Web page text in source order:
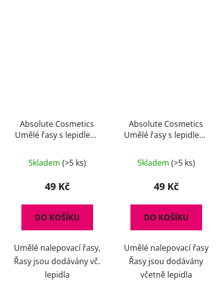
Absolute Cosmetics
Umělé řasy s lepidlem,
Skladem (>5 ks)
49 Kč
DO KOŠÍKU
Umělé nalepovací řasy,
Řasy jsou dodávány vč.
lepidla
Absolute Cosmetics
Umělé řasy s lepidlem,
hodnocení
produktu
5,0
z
hvězdiček.
Skladem (>5 ks)
49 Kč
DO KOŠÍKU
Umělé nalepovací řasy
Řasy jsou dodávány
včetně lepidla